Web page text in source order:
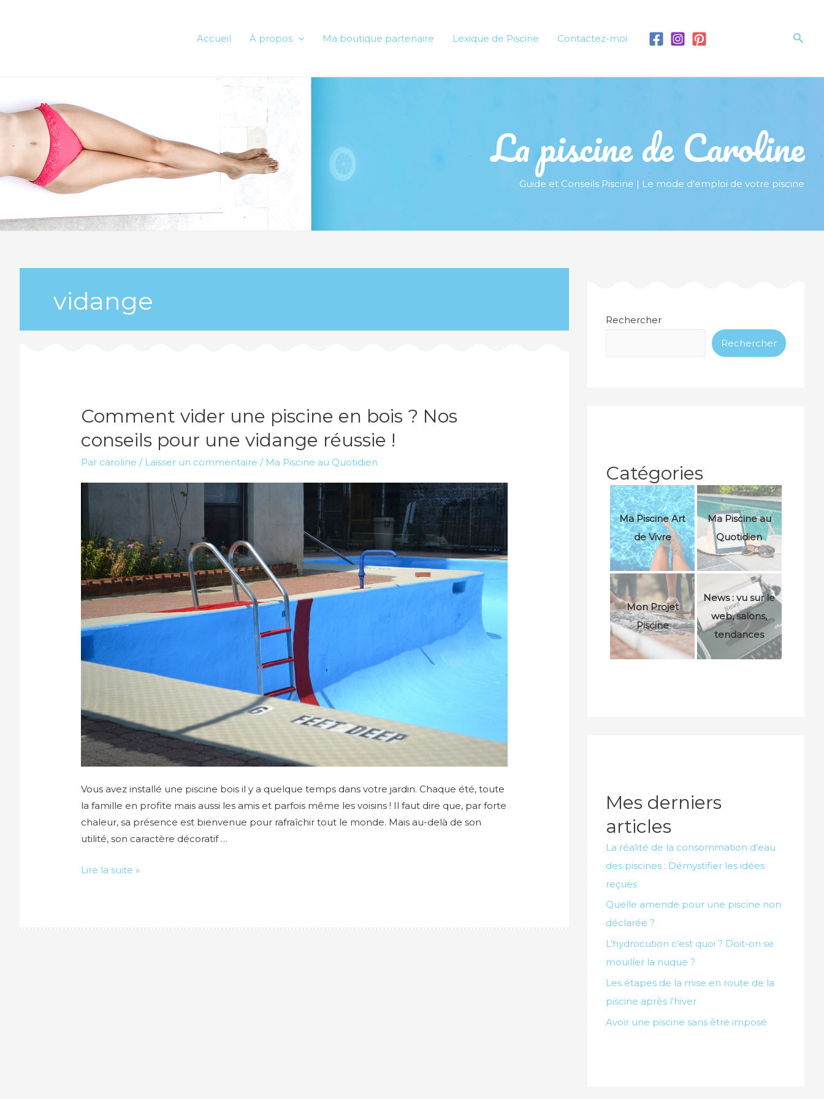
Accueil À propos Ma boutique partenaire Lexique de Piscine Contactez-moi
La piscine de Caroline
Guide et Conseils Piscine | Le mode d'emploi de votre piscine
vidange
Comment vider une piscine en bois ? Nos
conseils pour une vidange réussie !
Par caroline / Laisser un commentaire / Ma Piscine au Quotidien
Vous avez installé une piscine bois il y a quelque temps dans votre jardin. Chaque été, toute
la famille en profite mais aussi les amis et parfois même les voisins ! Il faut dire que, par forte
chaleur, sa présence est bienvenue pour rafraîchir tout le monde. Mais au-delà de son
utilité, son caractère décoratif …
Comment
Lire la suite »
Rechercher
Rechercher
Catégories
Ma Piscine Art
de Vivre
Ma Piscine au
Quotidien
Mon Projet
Piscine
News : vu sur le
web, salons,
tendances
Mes derniers
articles
La réalité de la consommation d’eau
des piscines : Démystifier les idées
reçues
Quelle amende pour une piscine non
déclarée ?
L’hydrocution c’est quoi ? Doit-on se
mouiller la nuque ?
Les étapes de la mise en route de la
piscine après l’hiver
Avoir une piscine sans être imposé